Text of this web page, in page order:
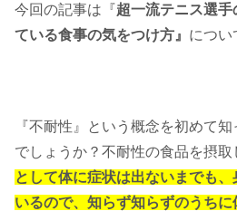
今回の記事は『超一流テニス選
ている食事の気をつけ方』 につい
『不耐性』という概念を初めて
でしょうか？不耐性の食品を摂取
として体に症状は出ないまでも
いるので、知らず知らずのうちに